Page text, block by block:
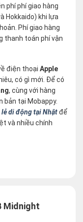
phí phí giao hàng
Hokkaido) khi lựa
Phí giao hàng
thanh toán phí vận
điện thoại Apple
có gì mới. Để có
, cùng với hàng
bản tại Mobappy.
di động tại Nhậtđể
và nhiều chính
Midnight